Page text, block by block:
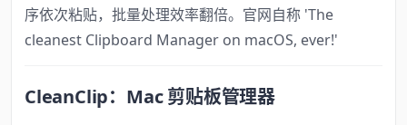
序依次粘贴，批量处理效率翻倍。官网自称 'The
cleanest Clipboard Manager on macOS, ever!'
CleanClip：Mac 剪贴板管理器